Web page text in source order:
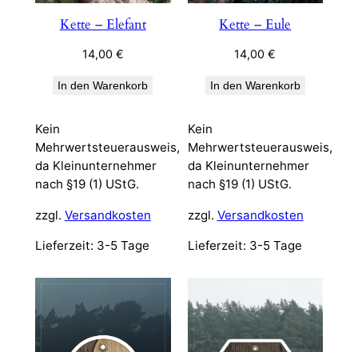
Kette – Elefant
14,00 €
In den Warenkorb
Kein
Mehrwertsteuerausweis,
da Kleinunternehmer
nach §19 (1) UStG.
zzgl. Versandkosten
Lieferzeit: 3-5 Tage
Kette – Eule
14,00€
In den Warenkorb
Kein
Mehrwertsteuerausweis,
da Kleinunternehmer
nach §19 (1) UStG.
zzgl. Versandkosten
Lieferzeit: 3-5 Tage